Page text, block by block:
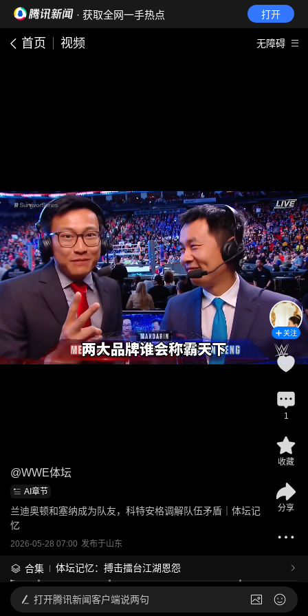
· 获取全网一手热点 打开
首页 视频 无障碍
@WWE体坛
AI章节
兰迪奥顿和塞纳成为队友，科特安格调解队伍矛盾｜体坛记
忆
2026-05-28 07:00 发布于山东
合集 体坛记忆：搏击擂台江湖恩怨
关注
1
收藏
分享
打开腾讯新闻客户端说两句